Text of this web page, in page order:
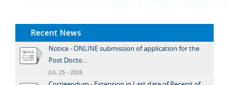
Recent News
Notice - ONLINE submission of application for the
Post Docto...
JUL 25 - 2026